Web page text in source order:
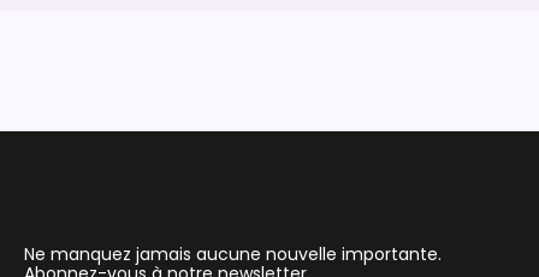
Ne manquez jamais aucune nouvelle importante.